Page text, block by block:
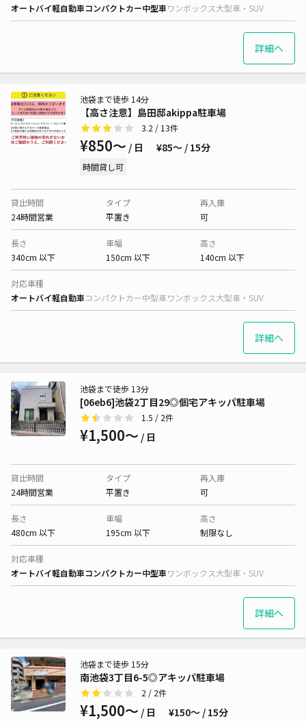
オートバイ軽自動車コンパクトカー中型車ワンボックス大型車・SUV
詳細へ
【高さ注意】島田邸akippa駐車場
池袋まで徒歩 14分
3.2 / 13件
¥850〜 / 日 ¥85〜 / 15分
時間貸し可
貸出時間
24時間営業
タイプ
平置き
再入庫
可
長さ
340cm 以下
車幅
150cm 以下
高さ
140cm 以下
対応車種
オートバイ軽自動車コンパクトカー中型車ワンボックス大型車・SUV
詳細へ
[06eb6]池袋2丁目29◎個宅アキッパ駐車場
池袋まで徒歩 13分
1.5 / 2件
¥1,500〜 / 日
貸出時間
24時間営業
タイプ
平置き
再入庫
可
長さ
480cm 以下
車幅
195cm 以下
高さ
制限なし
対応車種
オートバイ軽自動車コンパクトカー中型車ワンボックス大型車・SUV
詳細へ
南池袋3丁目6-5◎アキッパ駐車場
池袋まで徒歩 15分
2 / 2件
¥1,500〜 / 日 ¥150〜 / 15分